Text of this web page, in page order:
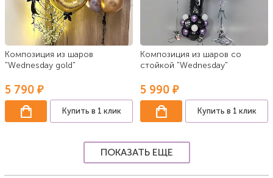
Композиция из шаров
"Wednesday gold"
5 790 ₽
Купить в 1 клик
Композиция из шаров со
стойкой "Wednesday"
5 990 ₽
Купить в 1 клик
ПОКАЗАТЬ ЕЩЕ